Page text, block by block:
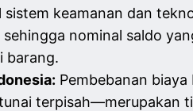
sistem keamanan dan
nominal saldo
barang.
Pembebanan
terpisah—merupakan